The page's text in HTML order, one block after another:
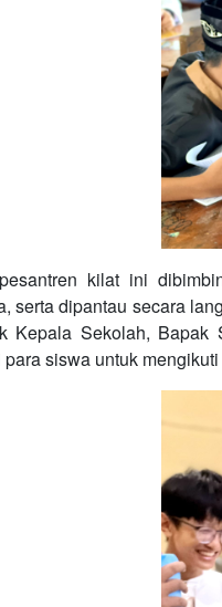
kilat ini
serta dipantau secara
Kepala Sekolah, Bapak
siswa untuk